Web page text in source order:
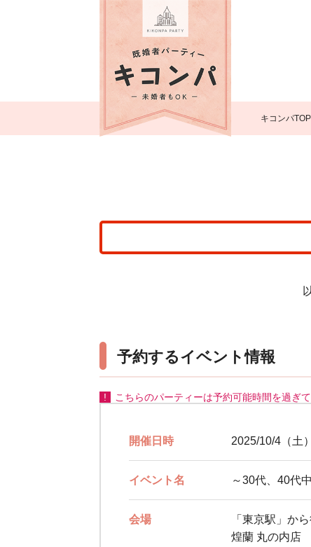
キコンパTOP
予約するイベント情報
こちらのパーティーは予約可能時間を過ぎ
開催日時 2025/10/4（土
イベント名 ～30代、40代
会場
「東京駅」か
煌蘭 丸の内店